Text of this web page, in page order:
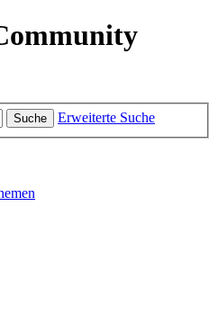
Suche Erweiterte Suche